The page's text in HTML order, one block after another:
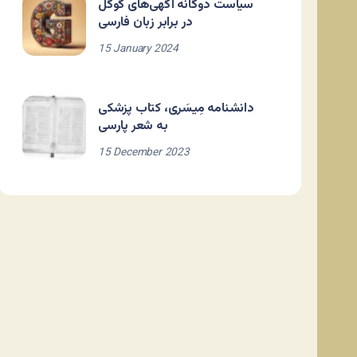
سیاست دوگانه آگهی‌های گوگل
در برابر زبان فارسی
15 January 2024
دانشنامه مِیسَری، کتاب پزشکی
به شعر پارسی
15 December 2023